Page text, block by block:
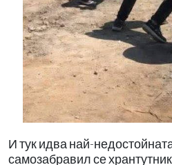
И тук идва най-
самозабравил се